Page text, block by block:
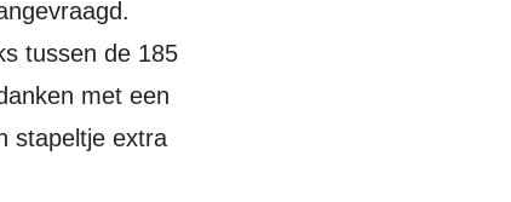
tussen de 185
met een
stapeltje extra